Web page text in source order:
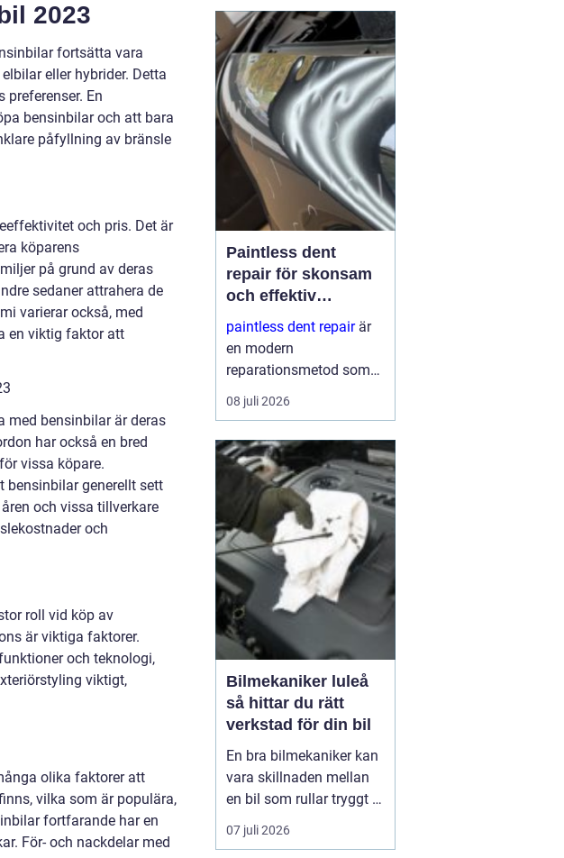
2023
fortsätta vara
eller hybrider. Detta
En
bensinbilar och att bara
påfyllning av bränsle
och pris. Det är
köparens
på grund av deras
sedaner attrahera de
varierar också, med
en viktig faktor att
med bensinbilar är deras
har också en bred
vissa köpare.
bensinbilar generellt sett
och vissa tillverkare
och
roll vid köp av
är viktiga faktorer.
och teknologi,
viktigt,
olika faktorer att
vilka som är populära,
fortfarande har en
För- och nackdelar med
trygghet, säkerhet och
körglädje under lång tid
framöver. En
genomtänkt serviceplan
förlänger livslängden på
motorcykel...
Paintless dent
repair för skonsam
och effektiv
reparation av
bucklor
paintless dent repairär
en modern
reparationsmetod som
används för att ta bort
bucklor i bilplåt utan att
har blivit mycket populär
i sverige eftersom den
kombinerar
hantverksskickl...
08 juli 2026
Bilmekaniker luleå
så hittar du rätt
verkstad för din bil
En bra bilmekaniker kan
vara skillnaden mellan
en bil som rullar tryggt i
många år och
återkommande problem
07 juli 2026